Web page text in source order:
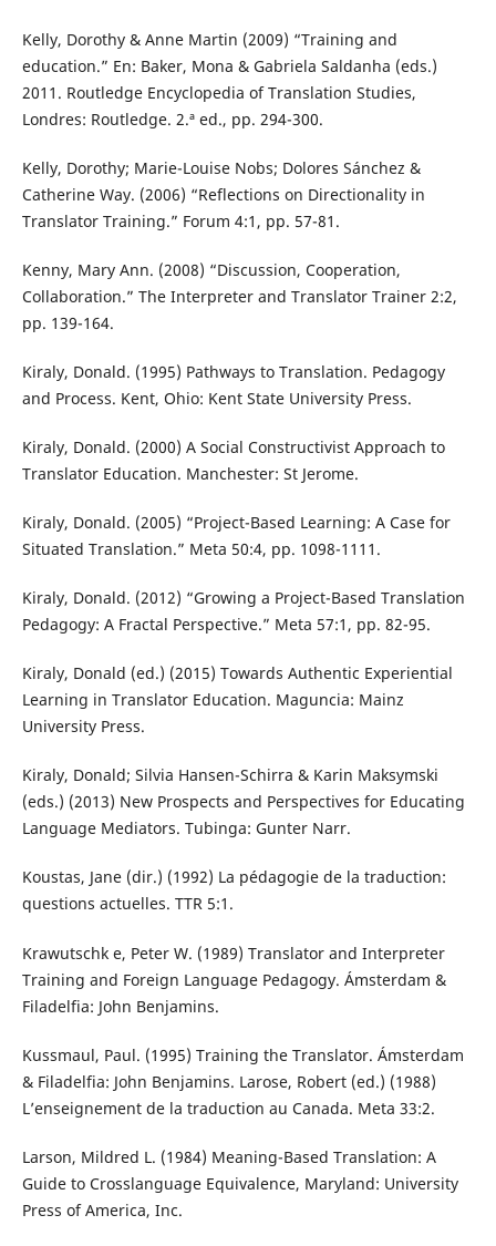
Kelly, Dorothy & Anne Martin (2009) “Training and
education.” En: Baker, Mona & Gabriela Saldanha (eds.)
2011. Routledge Encyclopedia of Translation Studies,
Londres: Routledge. 2.ª ed., pp. 294-300.
Kelly, Dorothy; Marie-Louise Nobs; Dolores Sánchez &
Catherine Way. (2006) “Reflections on Directionality in
Translator Training.” Forum 4:1, pp. 57-81.
Kenny, Mary Ann. (2008) “Discussion, Cooperation,
Collaboration.” The Interpreter and Translator Trainer 2:2,
pp. 139-164.
Kiraly, Donald. (1995) Pathways to Translation. Pedagogy
and Process. Kent, Ohio: Kent State University Press.
Kiraly, Donald. (2000) A Social Constructivist Approach to
Translator Education. Manchester: St Jerome.
Kiraly, Donald. (2005) “Project-Based Learning: A Case for
Situated Translation.” Meta 50:4, pp. 1098-1111.
Kiraly, Donald. (2012) “Growing a Project-Based Translation
Pedagogy: A Fractal Perspective.” Meta 57:1, pp. 82-95.
Kiraly, Donald (ed.) (2015) Towards Authentic Experiential
Learning in Translator Education. Maguncia: Mainz
University Press.
Kiraly, Donald; Silvia Hansen-Schirra & Karin Maksymski
(eds.) (2013) New Prospects and Perspectives for Educating
Language Mediators. Tubinga: Gunter Narr.
Koustas, Jane (dir.) (1992) La pédagogie de la traduction:
questions actuelles. TTR 5:1.
Krawutschk e, Peter W. (1989) Translator and Interpreter
Training and Foreign Language Pedagogy. Ámsterdam &
Filadelfia: John Benjamins.
Kussmaul, Paul. (1995) Training the Translator. Ámsterdam
& Filadelfia: John Benjamins. Larose, Robert (ed.) (1988)
L’enseignement de la traduction au Canada. Meta 33:2.
Larson, Mildred L. (1984) Meaning-Based Translation: A
Guide to Crosslanguage Equivalence, Maryland: University
Press of America, Inc.